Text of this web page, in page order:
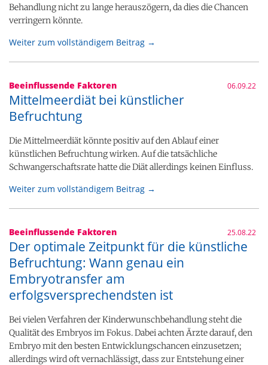
Behandlung nicht zu lange herauszögern, da dies die Chancen
verringern könnte.
Weiter zum vollständigem Beitrag →
Beeinflussende Faktoren 06.09.22
Mittelmeerdiät bei künstlicher
Befruchtung
Die Mittelmeerdiät könnte positiv auf den Ablauf einer
künstlichen Befruchtung wirken. Auf die tatsächliche
Schwangerschaftsrate hatte die Diät allerdings keinen Einfluss.
Weiter zum vollständigem Beitrag →
Beeinflussende Faktoren 25.08.22
Der optimale Zeitpunkt für die künstliche
Befruchtung: Wann genau ein
Embryotransfer am
erfolgsversprechendsten ist
Bei vielen Verfahren der Kinderwunschbehandlung steht die
Qualität des Embryos im Fokus. Dabei achten Ärzte darauf, den
Embryo mit den besten Entwicklungschancen einzusetzen;
allerdings wird oft vernachlässigt, dass zur Entstehung einer